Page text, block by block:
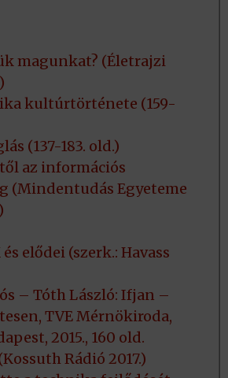
magunkat? (Életrajzi
kultúrtörténete (159-
(137-183. old.)
az információs
(Mindentudás Egyeteme
elődei (szerk.: Havass
– Tóth László: Ifjan –
TVE Mérnökiroda,
2015., 160 old.
Rádió 2017.)